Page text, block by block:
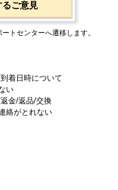
るご意見
トセンターへ遷移します。
着日時について
い
金/返品/交換
絡がとれない